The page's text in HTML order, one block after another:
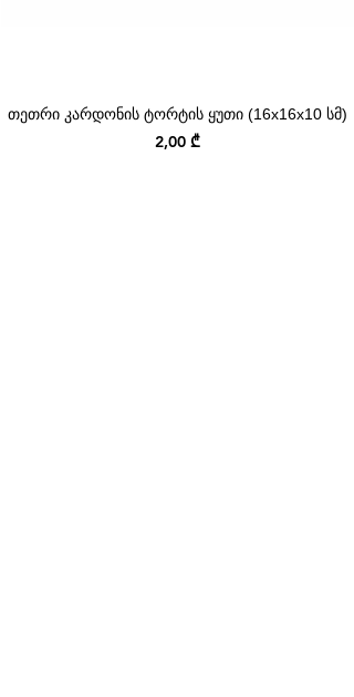
თეთრი კარდონის ტორტის ყუთი (16x16x10 სმ)
Price
2,00 ₾